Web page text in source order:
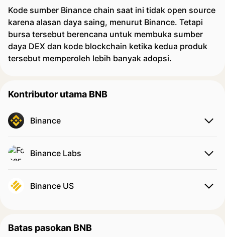
Kode sumber Binance chain saat ini tidak open source
karena alasan daya saing, menurut Binance. Tetapi
bursa tersebut berencana untuk membuka sumber
daya DEX dan kode blockchain ketika kedua produk
tersebut memperoleh lebih banyak adopsi.
Kontributor utama BNB
Binance
Binance Labs
Binance US
Batas pasokan BNB